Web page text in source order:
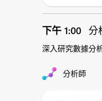
下午 1:00 分
深入研究數據分
分析師